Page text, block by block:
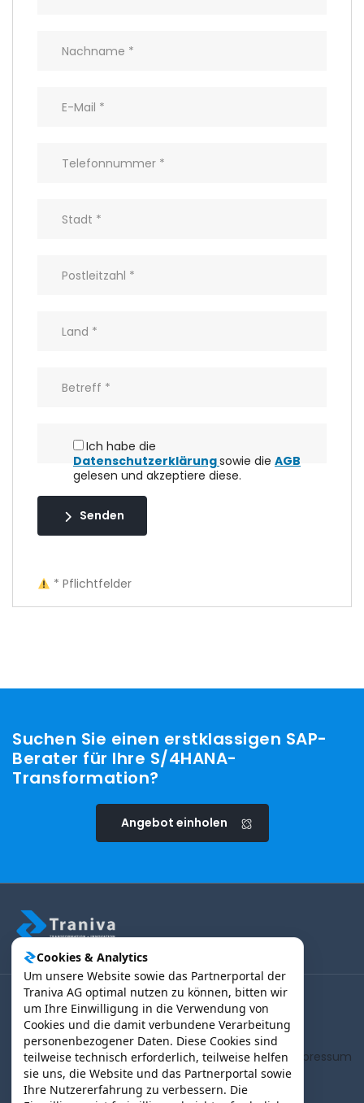
Cookies & Analytics
Um unsere Website sowie das Partnerportal der
Traniva AG optimal nutzen zu können, bitten wir
um Ihre Einwilligung in die Verwendung von
Cookies und die damit verbundene Verarbeitung
personenbezogener Daten. Diese Cookies sind
teilweise technisch erforderlich, teilweise helfen
sie uns, die Website und das Partnerportal sowie
Ihre Nutzererfahrung zu verbessern. Die
Ich habe die
Datenschutzerklärungsowie die AGB
gelesen und akzeptiere diese.
Senden
* Pflichtfelder
Suchen Sie einen erstklassigen SAP-
Berater für Ihre S/4HANA-
Transformation?
Angebot einholen
(B2B) Kunden | Partner > Login
AGB Impressum